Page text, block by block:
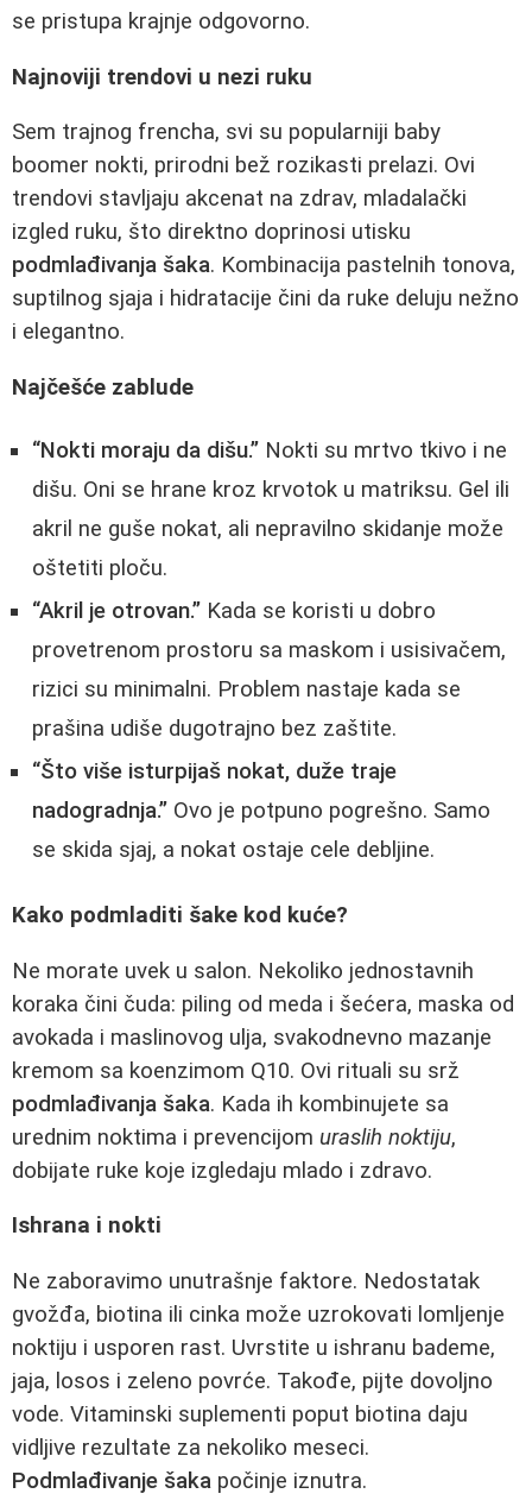
se pristupa krajnje odgovorno.
Najnoviji trendovi u nezi ruku
Sem trajnog frencha, svi su popularniji baby
boomer nokti, prirodni bež rozikasti prelazi. Ovi
trendovi stavljaju akcenat na zdrav, mladalački
izgled ruku, što direktno doprinosi utisku
podmlađivanja šaka. Kombinacija pastelnih tonova,
suptilnog sjaja i hidratacije čini da ruke deluju nežno
i elegantno.
Najčešće zablude
“Nokti moraju da dišu.” Nokti su mrtvo tkivo i ne
dišu. Oni se hrane kroz krvotok u matriksu. Gel ili
akril ne guše nokat, ali nepravilno skidanje može
oštetiti ploču.
“Akril je otrovan.” Kada se koristi u dobro
provetrenom prostoru sa maskom i usisivačem,
rizici su minimalni. Problem nastaje kada se
prašina udiše dugotrajno bez zaštite.
“Što više isturpijaš nokat, duže traje
nadogradnja.” Ovo je potpuno pogrešno. Samo
se skida sjaj, a nokat ostaje cele debljine.
Kako podmladiti šake kod kuće?
Ne morate uvek u salon. Nekoliko jednostavnih
koraka čini čuda: piling od meda i šećera, maska od
avokada i maslinovog ulja, svakodnevno mazanje
kremom sa koenzimom Q10. Ovi rituali su srž
podmlađivanja šaka. Kada ih kombinujete sa
urednim noktima i prevencijom uraslih noktiju,
dobijate ruke koje izgledaju mlado i zdravo.
Ishrana i nokti
Ne zaboravimo unutrašnje faktore. Nedostatak
gvožđa, biotina ili cinka može uzrokovati lomljenje
noktiju i usporen rast. Uvrstite u ishranu bademe,
jaja, losos i zeleno povrće. Takođe, pijte dovoljno
vode. Vitaminski suplementi poput biotina daju
vidljive rezultate za nekoliko meseci.
Podmlađivanje šaka počinje iznutra.